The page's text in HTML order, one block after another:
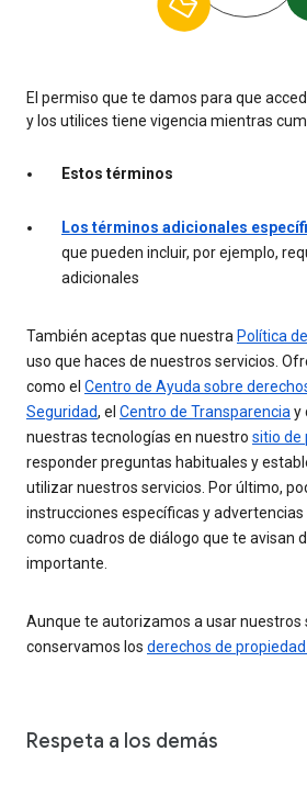
El permiso que te damos para que
y los utilices tiene vigencia mientras
Estos términos
Los términos adicionales
que pueden incluir, por ejemplo,
adicionales
También aceptas que nuestra Política
uso que haces de nuestros servicios.
como el Centro de Ayuda sobre
Seguridad, el Centro de Transparencia y
nuestras tecnologías en nuestro sitio de
responder preguntas habituales y
utilizar nuestros servicios. Por último,
instrucciones específicas y
como cuadros de diálogo que te avisan
importante.
Aunque te autorizamos a usar nuestros
conservamos los derechos de
Respeta a los demás